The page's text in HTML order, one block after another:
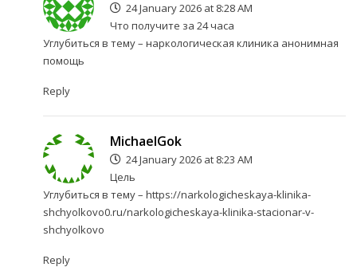
24 January 2026 at 8:28 AM
Что получите за 24 часа
Углубиться в тему – наркологическая клиника анонимная
помощь
Reply
MichaelGok
24 January 2026 at 8:23 AM
Цель
Углубиться в тему – https://narkologicheskaya-klinika-
shchyolkovo0.ru/narkologicheskaya-klinika-stacionar-v-
shchyolkovo
Reply